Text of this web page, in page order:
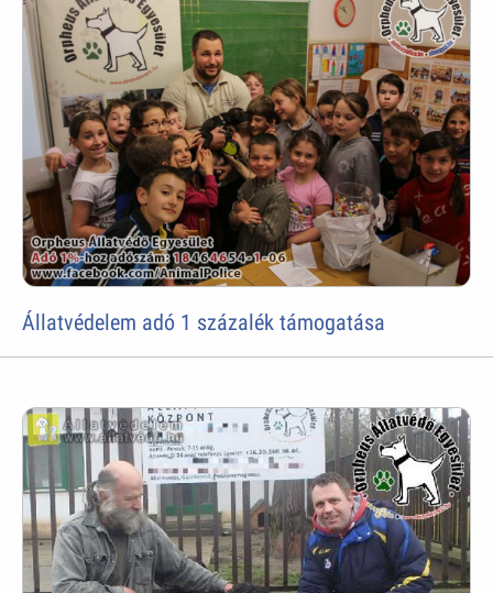
Állatvédelem adó 1 százalék támogatása